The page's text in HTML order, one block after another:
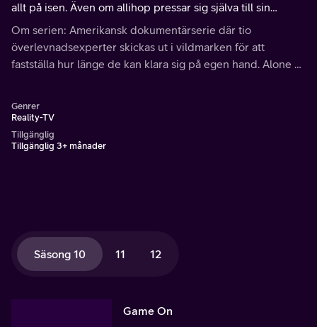
allt på isen. Även om allihop pressar sig själva till sin
yttersta bristningsgräns, kan bara en vinna priset på $500
000.
Om serien: Amerikansk dokumentärserie där tio
överlevnadsexperter skickas ut i vildmarken för att
fastställa hur länge de kan klara sig på egen hand. Alone är
Genrer
Reality-TV
Tillgänglig
Tillgänglig 3+ månader
Säsong 10 11 12
Game On